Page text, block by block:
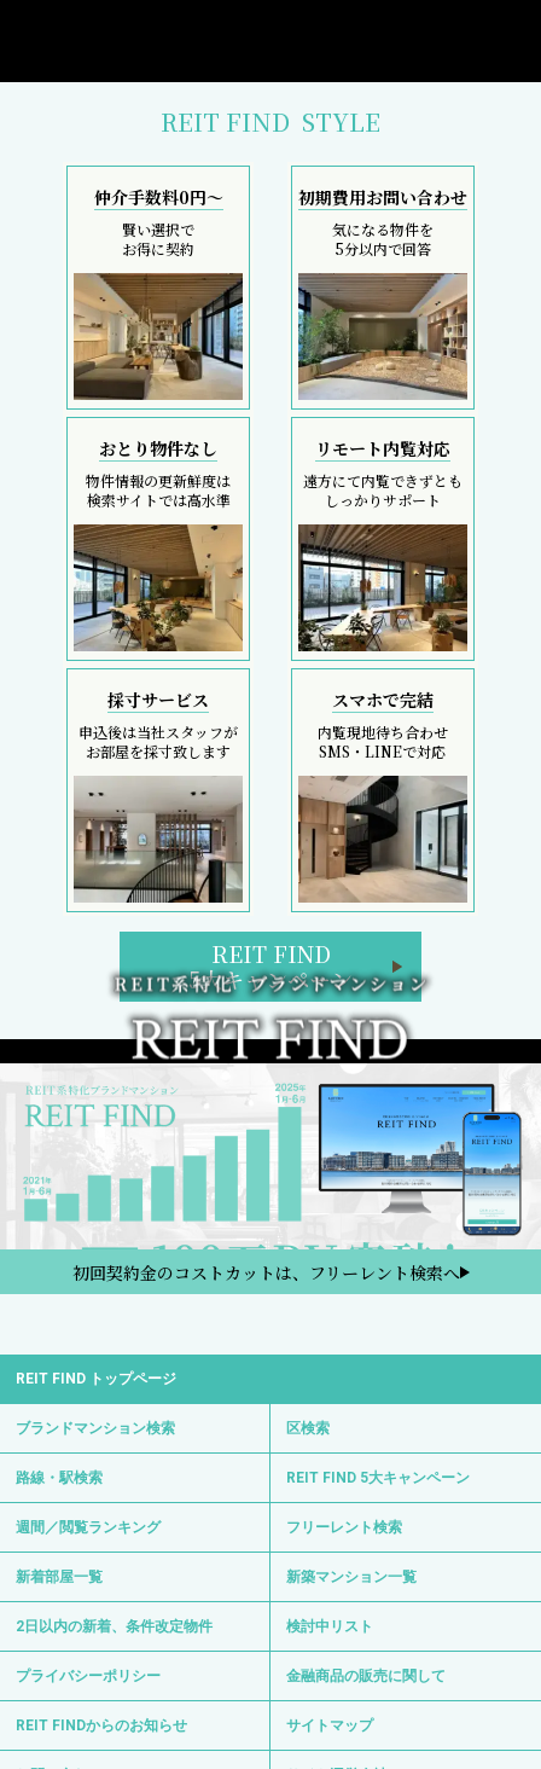
REIT FIND STYLE
仲介手数料0円～
賢い選択で
お得に契約
初期費用お問い合わせ
気になる物件を
5分以内で回答
おとり物件なし
物件情報の更新鮮度は
検索サイトでは高水準
リモート内覧対応
遠方にて内覧できずとも
しっかりサポート
採寸サービス
申込後は当社スタッフが
お部屋を採寸致します
スマホで完結
内覧現地待ち合わせ
SMS・LINEで対応
REIT FIND
5大キャンペーン
初回契約金のコストカットは、フリーレント検索へ
REIT FIND トップページ
ブランドマンション検索 区検索
路線・駅検索 REIT FIND 5大キャンペーン
週間／閲覧ランキング フリーレント検索
新着部屋一覧 新築マンション一覧
2日以内の新着、条件改定物件 検討中リスト
プライバシーポリシー 金融商品の販売に関して
REIT FINDからのお知らせ サイトマップ